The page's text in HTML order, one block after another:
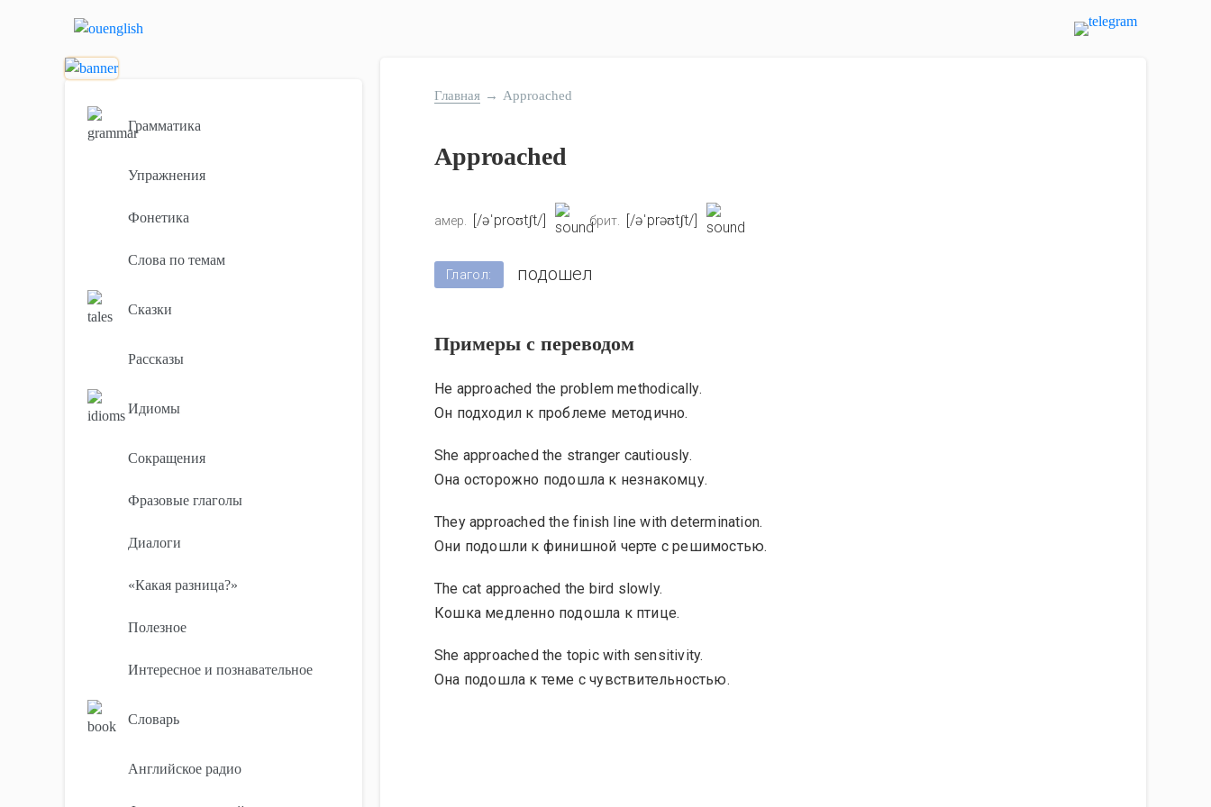
Главная → Approached
Approached
амер. [/əˈproʊtʃt/] брит. [/əˈprəʊtʃt/]
Глагол: подошел
Примеры с переводом
He approached the problem methodically.
Он подходил к проблеме методично.
She approached the stranger cautiously.
Она осторожно подошла к незнакомцу.
They approached the finish line with determination.
Они подошли к финишной черте с решимостью.
The cat approached the bird slowly.
Кошка медленно подошла к птице.
She approached the topic with sensitivity.
Она подошла к теме с чувствительностью.
Грамматика
Упражнения
Фонетика
Слова по темам
Сказки
Рассказы
Идиомы
Сокращения
Фразовые глаголы
Диалоги
«Какая разница?»
Полезное
Интересное и познавательное
Словарь
Английское радио